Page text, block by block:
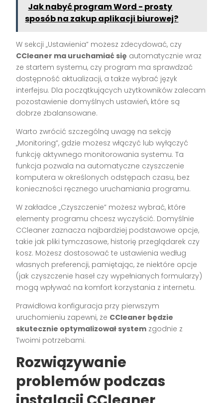
Jak nabyć program Word - prosty
sposób na zakup aplikacji biurowej?
W sekcji „Ustawienia” możesz zdecydować, czy
CCleaner ma uruchamiać się automatycznie wraz
ze startem systemu, czy program ma sprawdzać
dostępność aktualizacji, a także wybrać język
interfejsu. Dla początkujących użytkowników zalecam
pozostawienie domyślnych ustawień, które są
dobrze zbalansowane.
Warto zwrócić szczególną uwagę na sekcję
„Monitoring”, gdzie możesz włączyć lub wyłączyć
funkcję aktywnego monitorowania systemu. Ta
funkcja pozwala na automatyczne czyszczenie
komputera w określonych odstępach czasu, bez
konieczności ręcznego uruchamiania programu.
W zakładce „Czyszczenie” możesz wybrać, które
elementy programu chcesz wyczyścić. Domyślnie
CCleaner zaznacza najbardziej podstawowe opcje,
takie jak pliki tymczasowe, historię przeglądarek czy
kosz. Możesz dostosować te ustawienia według
własnych preferencji, pamiętając, że niektóre opcje
(jak czyszczenie haseł czy wypełnianych formularzy)
mogą wpływać na komfort korzystania z internetu.
Prawidłowa konfiguracja przy pierwszym
uruchomieniu zapewni, że CCleaner będzie
skutecznie optymalizował system zgodnie z
Twoimi potrzebami.
Rozwiązywanie
problemów podczas